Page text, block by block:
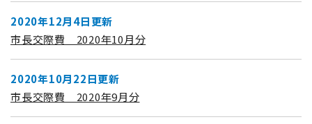
2020年12月4日更新
市長交際費 2020年10月分
2020年10月22日更新
市長交際費 2020年9月分